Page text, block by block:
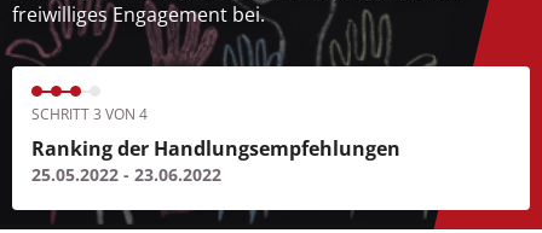
freiwilliges Engagement bei.
SCHRITT 3 VON 4
Ranking der Handlungsempfehlungen
25.05.2022 - 23.06.2022